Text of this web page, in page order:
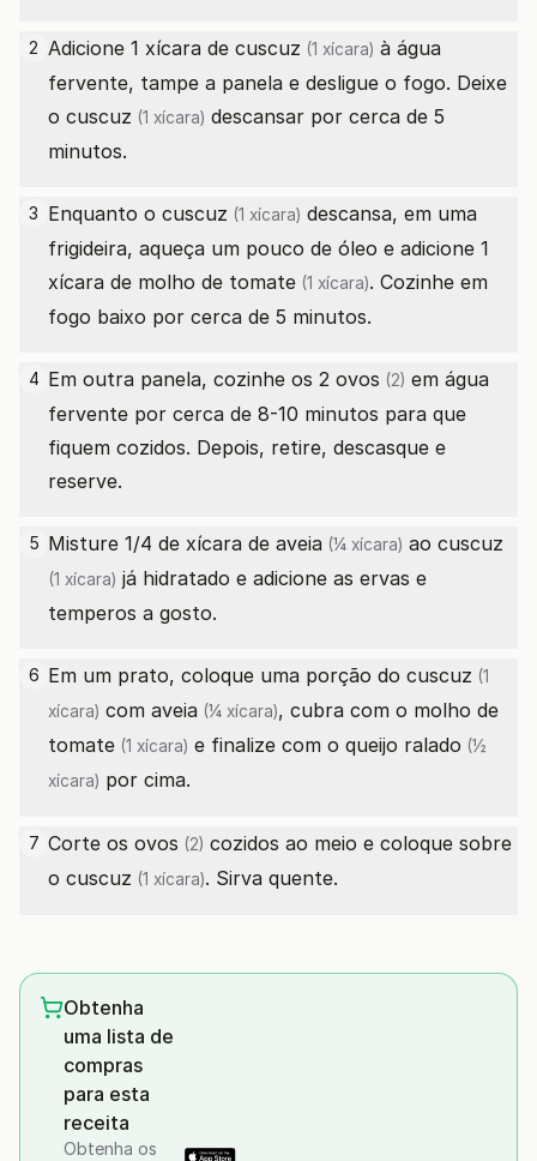
2 Adicione 1 xícara de cuscuz (1 xícara) à água
fervente, tampe a panela e desligue o fogo. Deixe
o cuscuz (1 xícara) descansar por cerca de 5
minutos.
3 Enquanto o cuscuz (1 xícara) descansa, em uma
frigideira, aqueça um pouco de óleo e adicione 1
xícara de molho de tomate (1 xícara). Cozinhe em
fogo baixo por cerca de 5 minutos.
4 Em outra panela, cozinhe os 2 ovos (2) em água
fervente por cerca de 8-10 minutos para que
fiquem cozidos. Depois, retire, descasque e
reserve.
5 Misture 1/4 de xícara de aveia (¼ xícara) ao cuscuz
(1 xícara) já hidratado e adicione as ervas e
temperos a gosto.
6 Em um prato, coloque uma porção do cuscuz (1
xícara) com aveia (¼ xícara), cubra com o molho de
tomate (1 xícara) e finalize com o queijo ralado (½
xícara) por cima.
7 Corte os ovos (2) cozidos ao meio e coloque sobre
o cuscuz (1 xícara). Sirva quente.
Obtenha
uma lista de
compras
para esta
receita
Obtenha os